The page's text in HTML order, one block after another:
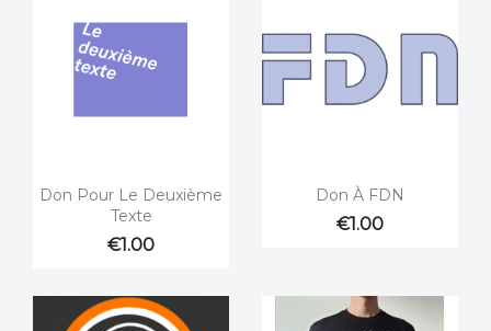
Quick view
Don Pour Le Deuxième
Texte
€1.00
Quick view
Don À FDN
€1.00